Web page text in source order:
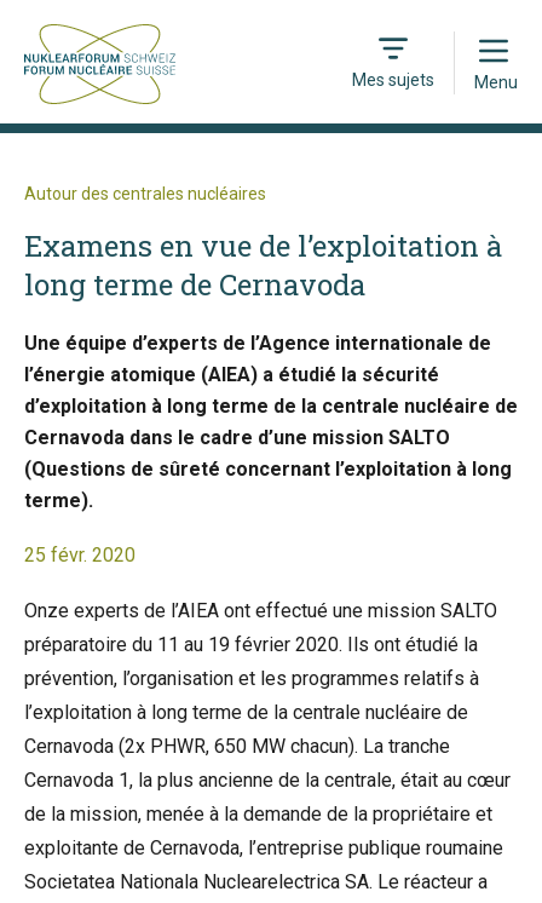
Mes sujets
Open
Menu
Autour des centrales nucléaires
Examens en vue de l’exploitation à
long terme de Cernavoda
Une équipe d’experts de l’Agence internationale de
l’énergie atomique (AIEA) a étudié la sécurité
d’exploitation à long terme de la centrale nucléaire de
Cernavoda dans le cadre d’une mission SALTO
(Questions de sûreté concernant l’exploitation à long
terme).
25 févr. 2020
Onze experts de l’AIEA ont effectué une mission SALTO
préparatoire du 11 au 19 février 2020. Ils ont étudié la
prévention, l’organisation et les programmes relatifs à
l’exploitation à long terme de la centrale nucléaire de
Cernavoda (2x PHWR, 650 MW chacun). La tranche
Cernavoda 1, la plus ancienne de la centrale, était au cœur
de la mission, menée à la demande de la propriétaire et
exploitante de Cernavoda, l’entreprise publique roumaine
Societatea Nationala Nuclearelectrica SA. Le réacteur a